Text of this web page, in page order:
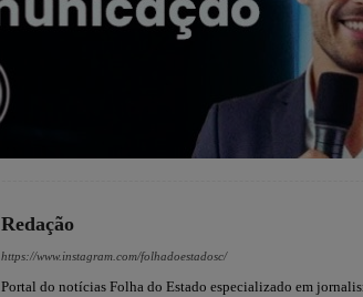
Redação
https://www.instagram.com/folhadoestadosc/
Portal do notícias Folha do Estado especializado em